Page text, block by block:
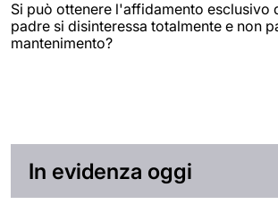
Si può ottenere l'affidamento esclusivo
padre si disinteressa totalmente e non
mantenimento?
In evidenza oggi